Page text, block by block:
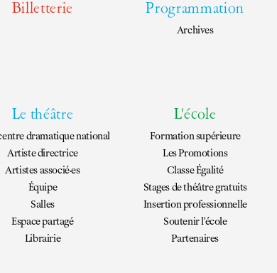
Billetterie Programmation
Archives
Le théâtre
dramatique national
Artiste directrice
Artistes associé·es
Équipe
Salles
Espace partagé
Librairie
L'école
Formation supérieure
Les Promotions
Classe Égalité
Stages de théâtre gratuits
Insertion professionnelle
Soutenir l'école
Partenaires